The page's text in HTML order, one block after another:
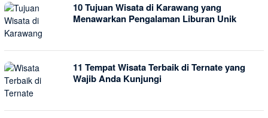
10 Tujuan Wisata di Karawang yang
Menawarkan Pengalaman Liburan Unik
11 Tempat Wisata Terbaik di Ternate yang
Wajib Anda Kunjungi